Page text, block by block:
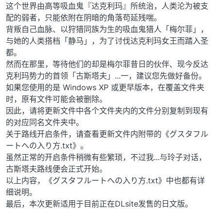
这个世界由高等吸血鬼『达克利玛』所统治，人类沦为被支
配的弱者，只能依附在阴暗的角落苟延残喘。
背叛自己血脉、以狩猎同族为生的吸血鬼猎人「梅尔菲」，
与她的人类搭档「静马」，为了讨伐达克利玛女王而踏入圣
都。
然而在那里，等待他们的却是梅尔菲昔日的伙伴、现今反达
克利玛势力的首领「古斯塔夫」...一，建议您先做好备份。
如果您使用的是 Windows XP 或更早版本，在覆盖文件夹
时，原有文件可能会被删除。
因此，请将更新文件中各个文件夹内的文件分别复制到现有
的对应同名文件夹中。
关于路线开启条件，请查看更新文件内附带的《グスタフル
ートへの入り方.txt》。
虽然正常的开启条件稍微有些繁琐，不过我...与玲子对话，
古斯塔夫路线便会正式开始。
以上内容，《グスタフルートへの入り方.txt》中也都有详
细说明。
最后，本次更新适用于目前正在DLsite发售的日文版。